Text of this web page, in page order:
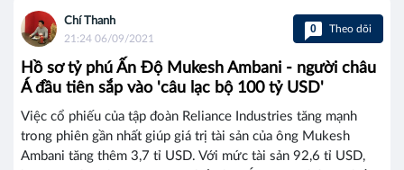
Chí Thanh
21:24 06/09/2021
0 Theo dõi
Hồ sơ tỷ phú Ấn Độ Mukesh Ambani - người châu
Á đầu tiên sắp vào 'câu lạc bộ 100 tỷ USD'
Việc cổ phiếu của tập đoàn Reliance Industries tăng mạnh
trong phiên gần nhất giúp giá trị tài sản của ông Mukesh
Ambani tăng thêm 3,7 tỉ USD. Với mức tài sản 92,6 tỉ USD,